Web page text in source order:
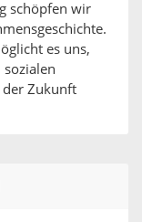
schöpfen wir
es uns,
Zukunft